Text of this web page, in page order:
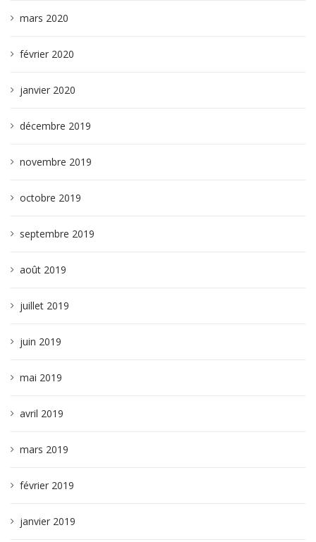
mars 2020
février 2020
janvier 2020
décembre 2019
novembre 2019
octobre 2019
septembre 2019
août 2019
juillet 2019
juin 2019
mai 2019
avril 2019
mars 2019
février 2019
janvier 2019